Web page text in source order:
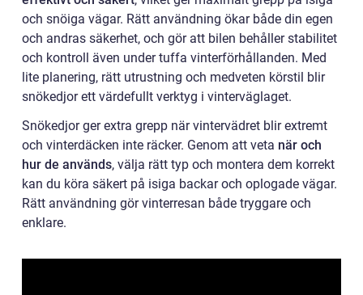
och snöiga vägar. Rätt användning ökar både din egen
och andras säkerhet, och gör att bilen behåller stabilitet
och kontroll även under tuffa vinterförhållanden. Med
lite planering, rätt utrustning och medveten körstil blir
snökedjor ett värdefullt verktyg i vinterväglaget.
Snökedjor ger extra grepp när vintervädret blir extremt
och vinterdäcken inte räcker. Genom att veta när och
hur de används, välja rätt typ och montera dem korrekt
kan du köra säkert på isiga backar och oplogade vägar.
Rätt användning gör vinterresan både tryggare och
enklare.